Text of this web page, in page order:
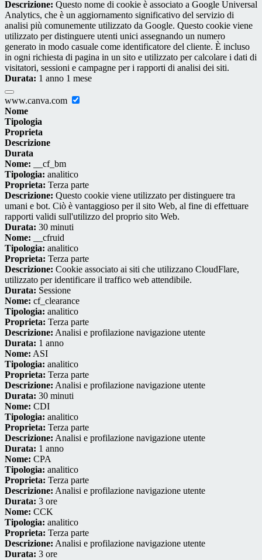
Descrizione: Questo nome di cookie è associato a Google Universal
Analytics, che è un aggiornamento significativo del servizio di
analisi più comunemente utilizzato da Google. Questo cookie viene
utilizzato per distinguere utenti unici assegnando un numero
generato in modo casuale come identificatore del cliente. È incluso
in ogni richiesta di pagina in un sito e utilizzato per calcolare i dati di
visitatori, sessioni e campagne per i rapporti di analisi dei siti.
Durata: 1 anno 1 mese
www.canva.com
Nome
Tipologia
Proprieta
Descrizione
Durata
Nome: __cf_bm
Tipologia: analitico
Proprieta: Terza parte
Descrizione: Questo cookie viene utilizzato per distinguere tra
umani e bot. Ciò è vantaggioso per il sito Web, al fine di effettuare
rapporti validi sull'utilizzo del proprio sito Web.
Durata: 30 minuti
Nome: __cfruid
Tipologia: analitico
Proprieta: Terza parte
Descrizione: Cookie associato ai siti che utilizzano CloudFlare,
utilizzato per identificare il traffico web attendibile.
Durata: Sessione
Nome: cf_clearance
Tipologia: analitico
Proprieta: Terza parte
Descrizione: Analisi e profilazione navigazione utente
Durata: 1 anno
Nome: ASI
Tipologia: analitico
Proprieta: Terza parte
Descrizione: Analisi e profilazione navigazione utente
Durata: 30 minuti
Nome: CDI
Tipologia: analitico
Proprieta: Terza parte
Descrizione: Analisi e profilazione navigazione utente
Durata: 1 anno
Nome: CPA
Tipologia: analitico
Proprieta: Terza parte
Descrizione: Analisi e profilazione navigazione utente
Durata: 3 ore
Nome: CCK
Tipologia: analitico
Proprieta: Terza parte
Descrizione: Analisi e profilazione navigazione utente
Durata: 3 ore